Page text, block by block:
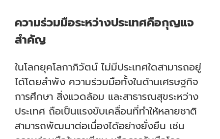
ความร่วมมือระหว่างประเทศคือกุญแจ
สำคัญ
ในโลกยุคโลกาภิวัตน์ ไม่มีประเทศใดสามารถอยู่
ได้โดยลำพัง ความร่วมมือทั้งในด้านเศรษฐกิจ
การศึกษา สิ่งแวดล้อม และสาธารณสุขระหว่าง
ประเทศ ถือเป็นแรงขับเคลื่อนที่ทำให้หลายชาติ
สามารถพัฒนาต่อเนื่องได้อย่างยั่งยืน เช่น